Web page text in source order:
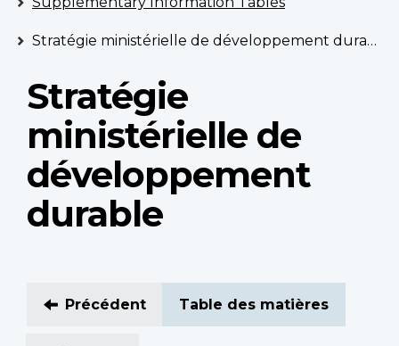
Stratégie ministérielle de développement durable
Stratégie
ministérielle de
développement
durable
Précédent Table des matières